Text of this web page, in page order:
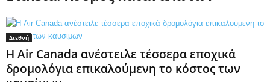
Διεθνή
Η Air Canada ανέστειλε τέσσερα εποχικά
δρομολόγια επικαλούμενη το κόστος των